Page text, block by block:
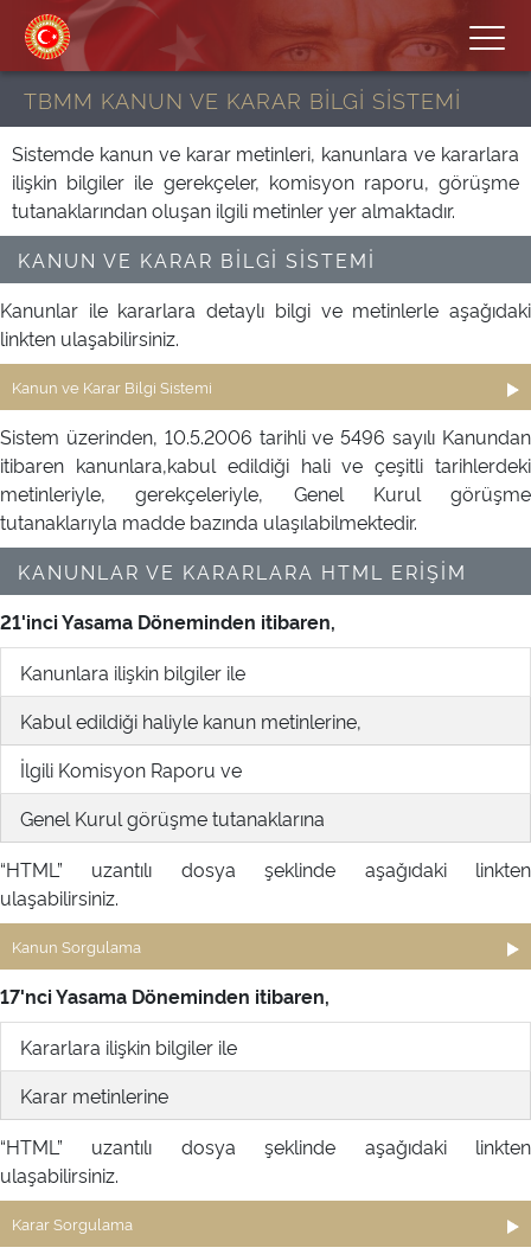
TBMM KANUN VE KARAR BİLGİ SİSTEMİ
Sistemde kanun ve karar metinleri, kanunlara ve kararlara
ilişkin bilgiler ile gerekçeler, komisyon raporu, görüşme
tutanaklarından oluşan ilgili metinler yer almaktadır.
KANUN VE KARAR BİLGİ SİSTEMİ
Kanunlar ile kararlara detaylı bilgi ve metinlerle aşağıdaki
linkten ulaşabilirsiniz.
Kanun ve Karar Bilgi Sistemi
Sistem üzerinden, 10.5.2006 tarihli ve 5496 sayılı Kanundan
itibaren kanunlara,kabul edildiği hali ve çeşitli tarihlerdeki
metinleriyle, gerekçeleriyle, Genel Kurul görüşme
tutanaklarıyla madde bazında ulaşılabilmektedir.
KANUNLAR VE KARARLARA HTML ERİŞİM
21'inci Yasama Döneminden itibaren,
Kanunlara ilişkin bilgiler ile
Kabul edildiği haliyle kanun metinlerine,
İlgili Komisyon Raporu ve
Genel Kurul görüşme tutanaklarına
“HTML” uzantılı dosya şeklinde aşağıdaki linkten
ulaşabilirsiniz.
Kanun Sorgulama
17'nci Yasama Döneminden itibaren,
Kararlara ilişkin bilgiler ile
Karar metinlerine
“HTML” uzantılı dosya şeklinde aşağıdaki linkten
ulaşabilirsiniz.
Karar Sorgulama